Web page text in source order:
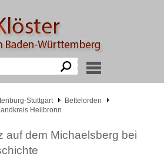
Stuttgart
Bettelorden
Heilbronn
auf dem Michaelsberg bei